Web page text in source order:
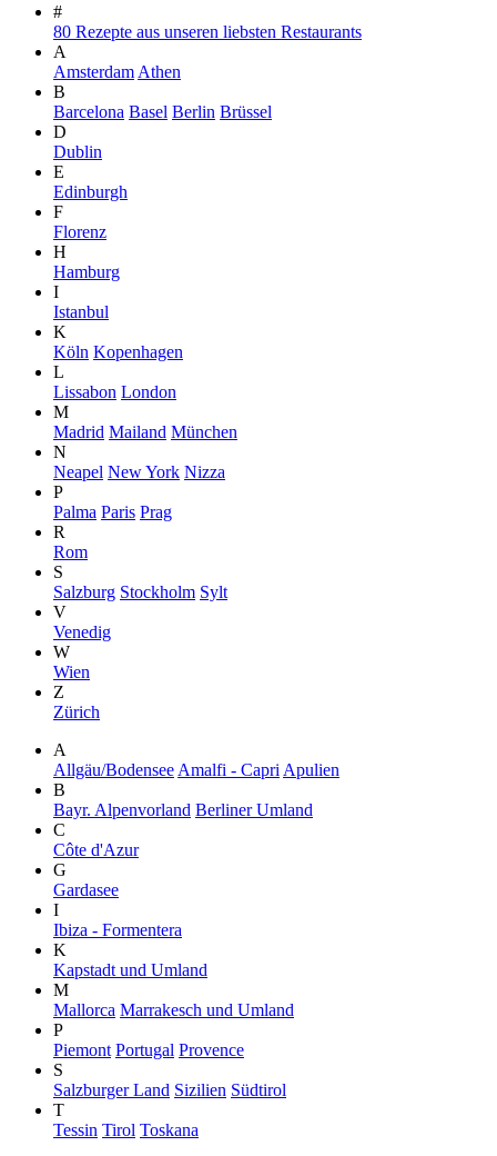
#
80 Rezepte aus unseren liebsten Restaurants
A
Amsterdam Athen
B
Barcelona Basel Berlin Brüssel
D
Dublin
E
Edinburgh
F
Florenz
H
Hamburg
I
Istanbul
K
Köln Kopenhagen
L
Lissabon London
M
Madrid Mailand München
N
Neapel New York Nizza
P
Palma Paris Prag
R
Rom
S
Salzburg Stockholm Sylt
V
Venedig
W
Wien
Z
Zürich
A
Allgäu/Bodensee Amalfi - Capri Apulien
B
Bayr. Alpenvorland Berliner Umland
C
Côte d'Azur
G
Gardasee
I
Ibiza - Formentera
K
Kapstadt und Umland
M
Mallorca Marrakesch und Umland
P
Piemont Portugal Provence
S
Salzburger Land Sizilien Südtirol
T
Tessin Tirol Toskana